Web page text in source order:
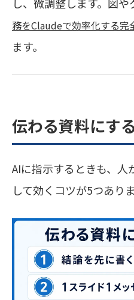
務をClaudeで効率化する完
ます。
伝わる資料にす
AIに指示するときも、人
して効くコツが5つありま